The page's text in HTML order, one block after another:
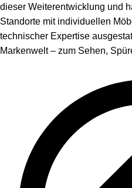
dieser Weiterentwicklung und
Standorte mit individuellen
technischer Expertise
Markenwelt – zum Sehen,